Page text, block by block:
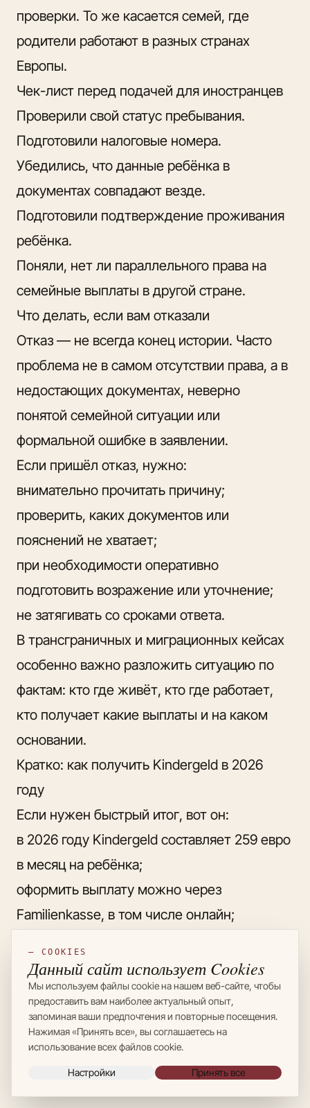
проверки. То же касается семей, где
родители работают в разных странах
Европы.
Чек-лист перед подачей для иностранцев
Проверили свой статус пребывания.
Подготовили налоговые номера.
Убедились, что данные ребёнка в
документах совпадают везде.
Подготовили подтверждение проживания
ребёнка.
Поняли, нет ли параллельного права на
семейные выплаты в другой стране.
Что делать, если вам отказали
Отказ — не всегда конец истории. Часто
проблема не в самом отсутствии права, а в
недостающих документах, неверно
понятой семейной ситуации или
формальной ошибке в заявлении.
Если пришёл отказ, нужно:
внимательно прочитать причину;
проверить, каких документов или
пояснений не хватает;
при необходимости оперативно
подготовить возражение или уточнение;
не затягивать со сроками ответа.
В трансграничных и миграционных кейсах
особенно важно разложить ситуацию по
фактам: кто где живёт, кто где работает,
кто получает какие выплаты и на каком
основании.
Кратко: как получить Kindergeld в 2026
году
Если нужен быстрый итог, вот он:
в 2026 году Kindergeld составляет 259 евро
в месяц на ребёнка;
оформить выплату можно через
Familienkasse, в том числе онлайн;
семейной ситуации и статуса пребывания;
до 18 лет выплата обычно идёт по
базовому правилу, после 18 — при
выполнении дополнительных условий;
главные риски — неполные документы,
— COOKIES
Данный сайт использует Cookies
Мы используем файлы cookie на нашем веб-сайте, чтобы
предоставить вам наиболее актуальный опыт,
запоминая ваши предпочтения и повторные посещения.
Нажимая «Принять все», вы соглашаетесь на
использование всех файлов cookie.
Настройки Принять все